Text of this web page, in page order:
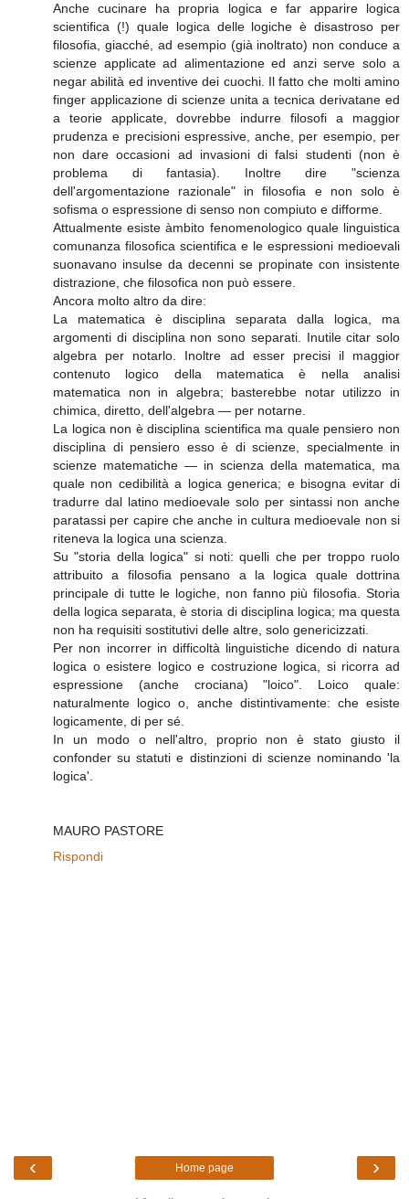
Anche cucinare ha propria logica e far apparire logica
scientifica (!) quale logica delle logiche è disastroso per
filosofia, giacché, ad esempio (già inoltrato) non conduce a
scienze applicate ad alimentazione ed anzi serve solo a
negar abilità ed inventive dei cuochi. Il fatto che molti amino
finger applicazione di scienze unita a tecnica derivatane ed
a teorie applicate, dovrebbe indurre filosofi a maggior
prudenza e precisioni espressive, anche, per esempio, per
non dare occasioni ad invasioni di falsi studenti (non è
problema di fantasia). Inoltre dire "scienza
dell'argomentazione razionale" in filosofia e non solo è
sofisma o espressione di senso non compiuto e difforme.
Attualmente esiste àmbito fenomenologico quale linguistica
comunanza filosofica scientifica e le espressioni medioevali
suonavano insulse da decenni se propinate con insistente
distrazione, che filosofica non può essere.
Ancora molto altro da dire:
La matematica è disciplina separata dalla logica, ma
argomenti di disciplina non sono separati. Inutile citar solo
algebra per notarlo. Inoltre ad esser precisi il maggior
contenuto logico della matematica è nella analisi
matematica non in algebra; basterebbe notar utilizzo in
chimica, diretto, dell'algebra — per notarne.
La logica non è disciplina scientifica ma quale pensiero non
disciplina di pensiero esso è di scienze, specialmente in
scienze matematiche — in scienza della matematica, ma
quale non cedibilità a logica generica; e bisogna evitar di
tradurre dal latino medioevale solo per sintassi non anche
paratassi per capire che anche in cultura medioevale non si
riteneva la logica una scienza.
Su "storia della logica" si noti: quelli che per troppo ruolo
attribuito a filosofia pensano a la logica quale dottrina
principale di tutte le logiche, non fanno più filosofia. Storia
della logica separata, è storia di disciplina logica; ma questa
non ha requisiti sostitutivi delle altre, solo genericizzati.
Per non incorrer in difficoltà linguistiche dicendo di natura
logica o esistere logico e costruzione logica, si ricorra ad
espressione (anche crociana) "loico". Loico quale:
naturalmente logico o, anche distintivamente: che esiste
logicamente, di per sé.
In un modo o nell'altro, proprio non è stato giusto il
confonder su statuti e distinzioni di scienze nominando 'la
logica'.
MAURO PASTORE
Rispondi
‹ ›
Home page